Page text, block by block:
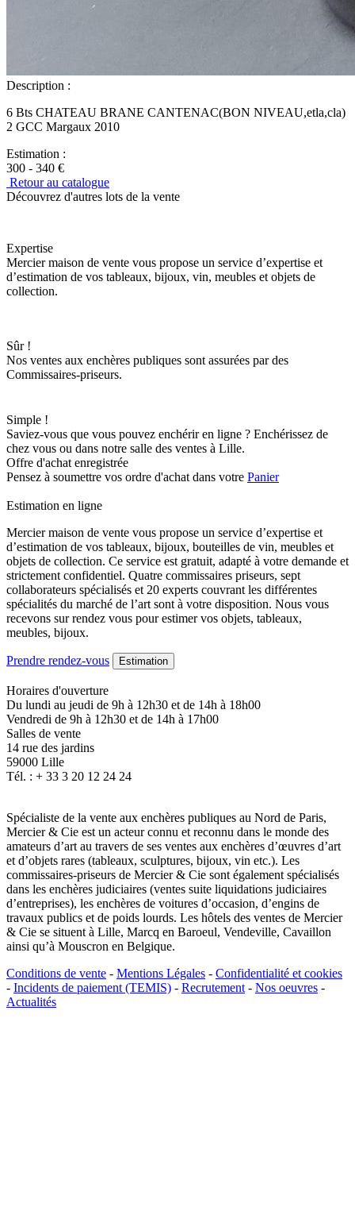
Description :
6 Bts CHATEAU BRANE CANTENAC(BON NIVEAU,etla,cla)
2 GCC Margaux 2010
Estimation :
300 - 340 €
Retour au catalogue
Découvrez d'autres lots de la vente
Expertise
Mercier maison de vente vous propose un service d’expertise et
d’estimation de vos tableaux, bijoux, vin, meubles et objets de
collection.
Sûr !
Nos ventes aux enchères publiques sont assurées par des
Commissaires-priseurs.
Simple !
Saviez-vous que vous pouvez enchérir en ligne ? Enchérissez de
chez vous ou dans notre salle des ventes à Lille.
Offre d'achat enregistrée
Pensez à soumettre vos ordre d'achat dans votre Panier
Estimation en ligne
Mercier maison de vente vous propose un service d’expertise et
d’estimation de vos tableaux, bijoux, bouteilles de vin, meubles et
objets de collection. Ce service est gratuit, adapté à votre demande et
strictement confidentiel. Quatre commissaires priseurs, sept
collaborateurs spécialisés et 20 experts couvrant les différentes
spécialités du marché de l’art sont à votre disposition. Nous vous
recevons sur rendez vous pour estimer vos objets, tableaux,
meubles, bijoux.
Prendre rendez-vous Estimation
Horaires d'ouverture
Du lundi au jeudi de 9h à 12h30 et de 14h à 18h00
Vendredi de 9h à 12h30 et de 14h à 17h00
Salles de vente
14 rue des jardins
59000 Lille
Tél. : + 33 3 20 12 24 24
Spécialiste de la vente aux enchères publiques au Nord de Paris,
Mercier & Cie est un acteur connu et reconnu dans le monde des
amateurs d’art au travers de ses ventes aux enchères d’œuvres d’art
et d’objets rares (tableaux, sculptures, bijoux, vin etc.). Les
commissaires-priseurs de Mercier & Cie sont également spécialisés
dans les enchères judiciaires (ventes suite liquidations judiciaires
d’entreprises), les enchères de voitures d’occasion, d’engins de
travaux publics et de poids lourds. Les hôtels des ventes de Mercier
& Cie se situent à Lille, Marcq en Baroeul, Vendeville, Cavaillon
ainsi qu’à Mouscron en Belgique.
Conditions de vente - Mentions Légales - Confidentialité et cookies
- Incidents de paiement (TEMIS) - Recrutement- Nos oeuvres -
Actualités